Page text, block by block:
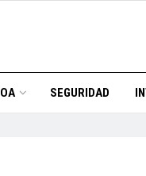
SEGURIDAD